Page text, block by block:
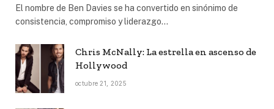
El nombre de Ben Davies se ha convertido en sinónimo de
consistencia, compromiso y liderazgo…
Chris McNally: La estrella en ascenso de
Hollywood
octubre 21, 2025